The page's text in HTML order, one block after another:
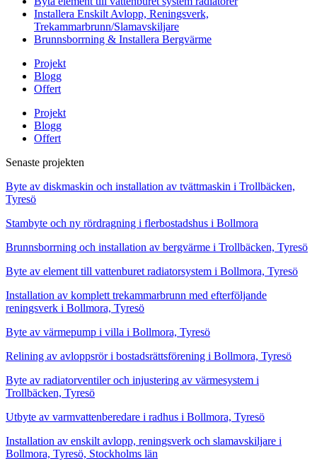
Installera Enskilt Avlopp, Reningsverk,
Trekammarbrunn/Slamavskiljare
Brunnsborrning & Installera Bergvärme
Projekt
Blogg
Offert
Projekt
Blogg
Offert
Senaste projekten
Byte av diskmaskin och installation av tvättmaskin i Trollbäcken,
Tyresö
Stambyte och ny rördragning i flerbostadshus i Bollmora
Brunnsborrning och installation av bergvärme i Trollbäcken, Tyresö
Byte av element till vattenburet radiatorsystem i Bollmora, Tyresö
Installation av komplett trekammarbrunn med efterföljande
reningsverk i Bollmora, Tyresö
Byte av värmepump i villa i Bollmora, Tyresö
Relining av avloppsrör i bostadsrättsförening i Bollmora, Tyresö
Byte av radiatorventiler och injustering av värmesystem i
Trollbäcken, Tyresö
Utbyte av varmvattenberedare i radhus i Bollmora, Tyresö
Installation av enskilt avlopp, reningsverk och slamavskiljare i
Bollmora, Tyresö, Stockholms län